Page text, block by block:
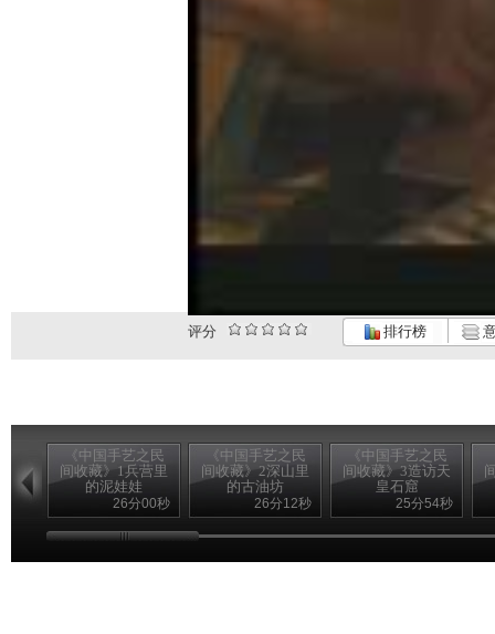
评分 排行榜
《中国手艺之民
间收藏》1兵营里
的泥娃娃
26分00秒
《中国手艺之民
间收藏》2深山里
的古油坊
26分12秒
《中国手艺之民
间收藏》3造访天
皇石窟
25分54秒